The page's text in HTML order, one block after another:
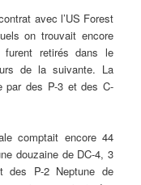
avec l’US Forest
on trouvait encore
retirés dans le
de la suivante. La
par des P-3 et des C-
comptait encore 44
douzaine de DC-4, 3
des P-2 Neptune de